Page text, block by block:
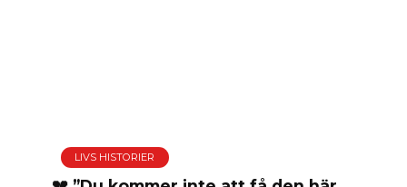
LIVS HISTORIER